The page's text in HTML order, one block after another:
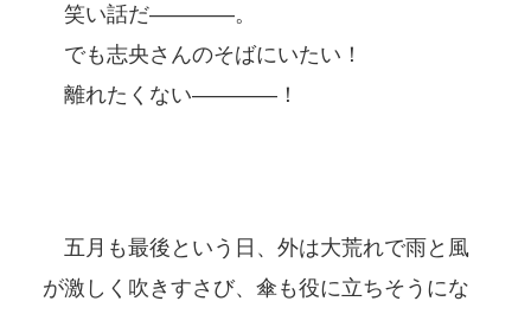
笑い話だ――――。
でも志央さんのそばにいたい！
離れたくない――――！
五月も最後という日、外は大荒れで雨と風
が激しく吹きすさび、傘も役に立ちそうにな